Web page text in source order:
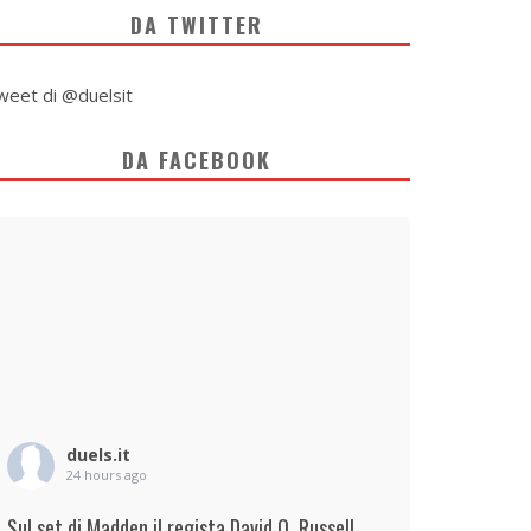
DA TWITTER
di @duelsit
DA FACEBOOK
duels.it
24 hours ago